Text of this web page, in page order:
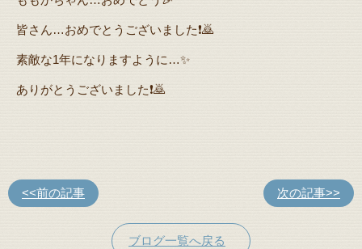
皆さん…おめでとうございました❗️🙇
素敵な1年になりますように…✨
ありがとうございました❗️🙇
次の記事>>
<<前の記事
ブログ一覧へ戻る